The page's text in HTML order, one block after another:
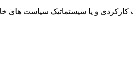
کارکردی و یا سیستماتیک سیاست های